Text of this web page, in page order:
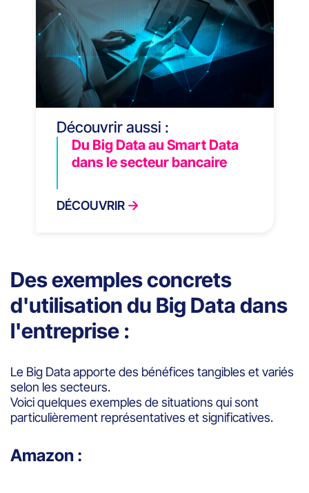
Découvrir aussi :
Du Big Data au Smart Data
dans le secteur bancaire
DÉCOUVRIR
Des exemples concrets
d'utilisation du Big Data dans
l'entreprise :
Le Big Data apporte des bénéfices tangibles et variés
selon les secteurs.
Voici quelques exemples de situations qui sont
particulièrement représentatives et significatives.
Amazon :